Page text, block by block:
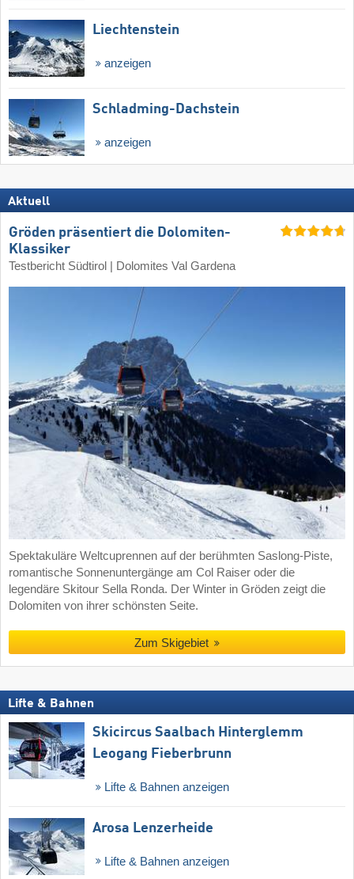
Liechtenstein
anzeigen
Schladming-Dachstein
anzeigen
Aktuell
Gröden präsentiert die Dolomiten-
Klassiker
Testbericht Südtirol | Dolomites Val Gardena
Spektakuläre Weltcuprennen auf der berühmten Saslong-Piste,
romantische Sonnenuntergänge am Col Raiser oder die
legendäre Skitour Sella Ronda. Der Winter in Gröden zeigt die
Dolomiten von ihrer schönsten Seite.
Zum Skigebiet
Lifte & Bahnen
Skicircus Saalbach Hinterglemm
Leogang Fieberbrunn
Lifte & Bahnen anzeigen
Arosa Lenzerheide
Lifte & Bahnen anzeigen